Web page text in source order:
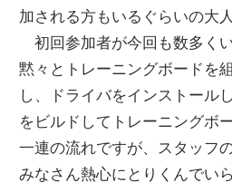
加される方もいるぐらいの大
初回参加者が今回も数多く
黙々とトレーニングボードを
し、ドライバをインストール
をビルドしてトレーニングボ
一連の流れですが、スタッフ
みなさん熱心にとりくんでい